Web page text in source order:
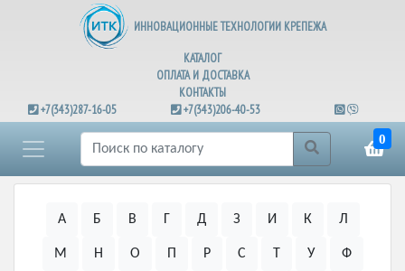
ИННОВАЦИОННЫЕ ТЕХНОЛОГИИ КРЕПЕЖА
КАТАЛОГ
ОПЛАТА И ДОСТАВКА
КОНТАКТЫ
+7(343)287-16-05
+7(343)206-40-53
0
А Б В Г Д З И К Л
М Н О П Р С Т У Ф